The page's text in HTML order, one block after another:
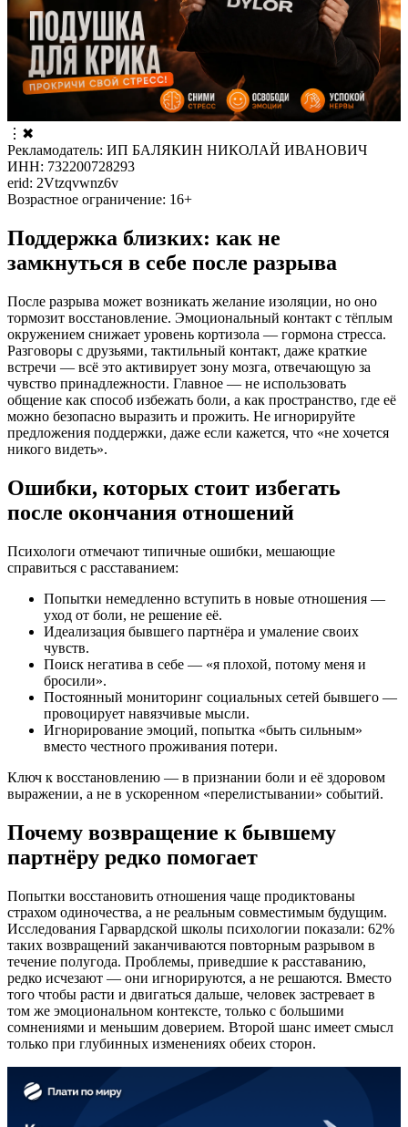
⋮ ✖
Рекламодатель: ИП БАЛЯКИН НИКОЛАЙ ИВАНОВИЧ
ИНН: 732200728293
erid: 2Vtzqvwnz6v
Возрастное ограничение: 16+
Поддержка близких: как не
замкнуться в себе после разрыва
После разрыва может возникать желание изоляции, но оно
тормозит восстановление. Эмоциональный контакт с тёплым
окружением снижает уровень кортизола — гормона стресса.
Разговоры с друзьями, тактильный контакт, даже краткие
встречи — всё это активирует зону мозга, отвечающую за
чувство принадлежности. Главное — не использовать
общение как способ избежать боли, а как пространство, где её
можно безопасно выразить и прожить. Не игнорируйте
предложения поддержки, даже если кажется, что «не хочется
никого видеть».
Ошибки, которых стоит избегать
после окончания отношений
Психологи отмечают типичные ошибки, мешающие
справиться с расставанием:
Попытки немедленно вступить в новые отношения —
уход от боли, не решение её.
Идеализация бывшего партнёра и умаление своих
чувств.
Поиск негатива в себе — «я плохой, потому меня и
бросили».
Постоянный мониторинг социальных сетей бывшего —
провоцирует навязчивые мысли.
Игнорирование эмоций, попытка «быть сильным»
вместо честного проживания потери.
Ключ к восстановлению — в признании боли и её здоровом
выражении, а не в ускоренном «перелистывании» событий.
Почему возвращение к бывшему
партнёру редко помогает
Попытки восстановить отношения чаще продиктованы
страхом одиночества, а не реальным совместимым будущим.
Исследования Гарвардской школы психологии показали: 62%
таких возвращений заканчиваются повторным разрывом в
течение полугода. Проблемы, приведшие к расставанию,
редко исчезают — они игнорируются, а не решаются. Вместо
того чтобы расти и двигаться дальше, человек застревает в
том же эмоциональном контексте, только с большими
сомнениями и меньшим доверием. Второй шанс имеет смысл
только при глубинных изменениях обеих сторон.